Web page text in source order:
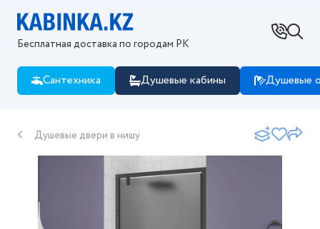
Бесплатная доставка по городам РК
Сантехника Душевые кабины Душевые
Душевые двери в нишу